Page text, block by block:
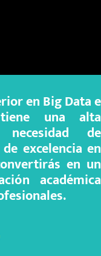
en Big Data e
una alta
de
excelencia en
en un
académica